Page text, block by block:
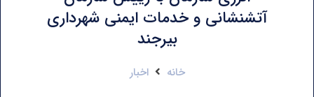
آتشنشانی و خدمات ایمنی شهرداری
بیرجند
خانه اخبار